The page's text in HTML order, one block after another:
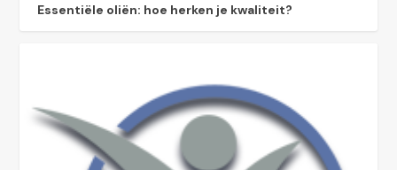
Essentiële oliën: hoe herken je kwaliteit?